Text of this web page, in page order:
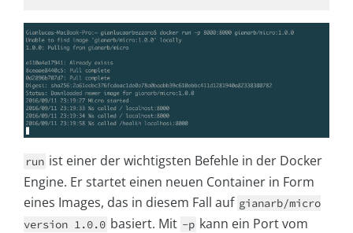
run ist einer der wichtigsten Befehle in der Docker
Engine. Er startet einen neuen Container in Form
eines Images, das in diesem Fall auf gianarb/micro
version 1.0.0 basiert. Mit -p kann ein Port vom